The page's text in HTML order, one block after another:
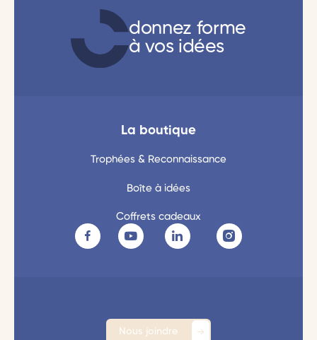
donnez forme
à vos idées
La boutique
Trophées & Reconnaissance
Boîte à idées
Coffrets cadeaux
Nous joindre